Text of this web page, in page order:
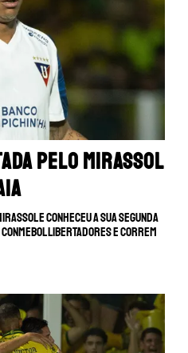
pelo Mirassol
e conheceu a sua segunda
Libertadores e correm